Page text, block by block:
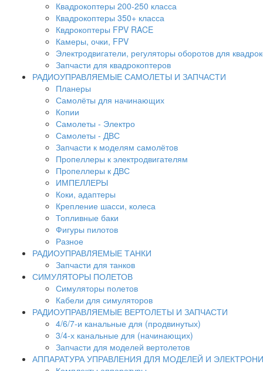
Квадрокоптеры 200-250 класса
Квадрокоптеры 350+ класса
Квдрокоптеры FPV RACE
Камеры, очки, FPV
Электродвигатели, регуляторы оборотов для
Запчасти для квадрокоптеров
РАДИОУПРАВЛЯЕМЫЕ САМОЛЕТЫ И ЗАПЧАСТИ
Планеры
Самолёты для начинающих
Копии
Самолеты - Электро
Самолеты - ДВС
Запчасти к моделям самолётов
Пропеллеры к электродвигателям
Пропеллеры к ДВС
ИМПЕЛЛЕРЫ
Коки, адаптеры
Крепление шасси, колеса
Топливные баки
Фигуры пилотов
Разное
РАДИОУПРАВЛЯЕМЫЕ ТАНКИ
Запчасти для танков
СИМУЛЯТОРЫ ПОЛЕТОВ
Симуляторы полетов
Кабели для симуляторов
РАДИОУПРАВЛЯЕМЫЕ ВЕРТОЛЕТЫ И ЗАПЧАСТИ
4/6/7-и канальные для (продвинутых)
3/4-х канальные для (начинающих)
Запчасти для моделей вертолетов
АППАРАТУРА УПРАВЛЕНИЯ ДЛЯ МОДЕЛЕЙ И